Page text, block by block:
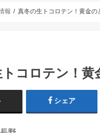
報 真冬の生トコロテン！黄金の
コロテン！黄
シェア